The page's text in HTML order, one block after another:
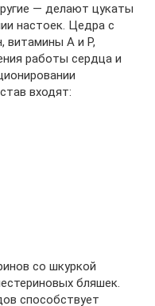
— делают цукаты
настоек. Цедра с
витамины А и Р,
работы сердца и
входят:
со шкуркой
бляшек.
способствует